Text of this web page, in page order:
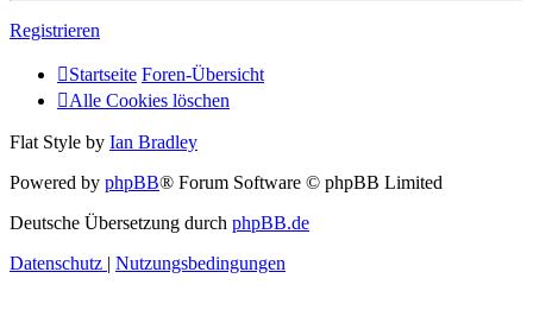
Registrieren
Startseite Foren-Übersicht
Alle Cookies löschen
Flat Style by Ian Bradley
Powered by phpBB® Forum Software © phpBB Limited
Deutsche Übersetzung durch phpBB.de
Datenschutz | Nutzungsbedingungen